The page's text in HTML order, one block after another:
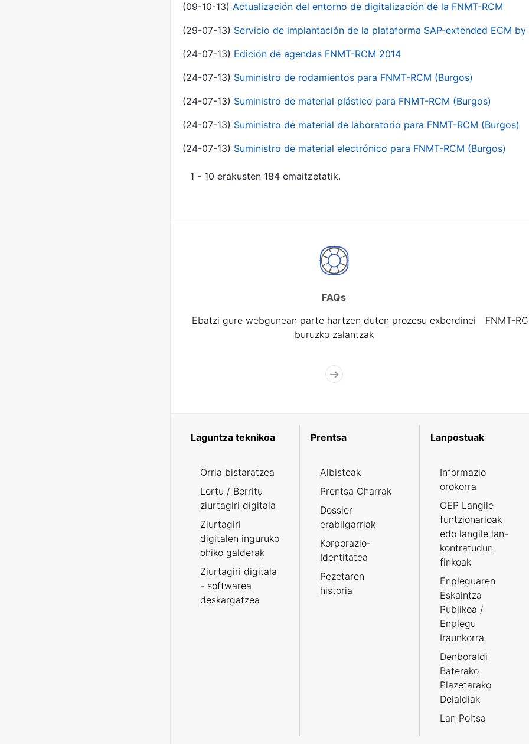
(09-10-13) Actualización del entorno de digitalización de la FNMT-RCM
(29-07-13) Servicio de implantación de la plataforma SAP-extended ECM by
(24-07-13) Edición de agendas FNMT-RCM 2014
(24-07-13) Suministro de rodamientos para FNMT-RCM (Burgos)
(24-07-13) Suministro de material plástico para FNMT-RCM (Burgos)
(24-07-13) Suministro de material de laboratorio para FNMT-RCM (Burgos)
(24-07-13) Suministro de material electrónico para FNMT-RCM (Burgos)
1 - 10 erakusten 184 emaitzetatik.
FAQs
Ebatzi gure webgunean parte hartzen duten prozesu exberdinei
buruzko zalantzak
FNMT-
Laguntza teknikoa
Orria bistaratzea
Lortu / Berritu
ziurtagiri digitala
Ziurtagiri
digitalen inguruko
ohiko galderak
Ziurtagiri digitala
- softwarea
deskargatzea
Prentsa
Albisteak
Prentsa Oharrak
Dossier
erabilgarriak
Korporazio-
Identitatea
Pezetaren
historia
Lanpostuak
Informazio
orokorra
OEP Langile
funtzionarioak
edo langile lan-
kontratudun
finkoak
Enpleguaren
Eskaintza
Publikoa /
Enplegu
Iraunkorra
Denboraldi
Baterako
Plazetarako
Deialdiak
Lan Poltsa